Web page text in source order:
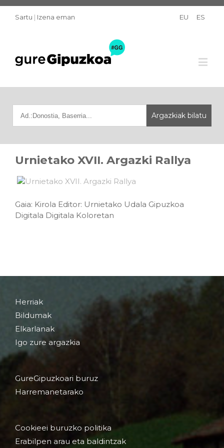
Sartu | Izena eman EU ES
Urnietako XVII. Argazki Rallya
Gaia: Kirola Editor: Urnietako Udala Gipuzkoa
Digitala Digitala Koloretan
Herriak
Bildumak
Elkarlanak
Igo zure argazkia
GureGipuzkoari buruz
Harremanetarako
Cookieei buruzko politika
Erabilpen arau eta baldintzak